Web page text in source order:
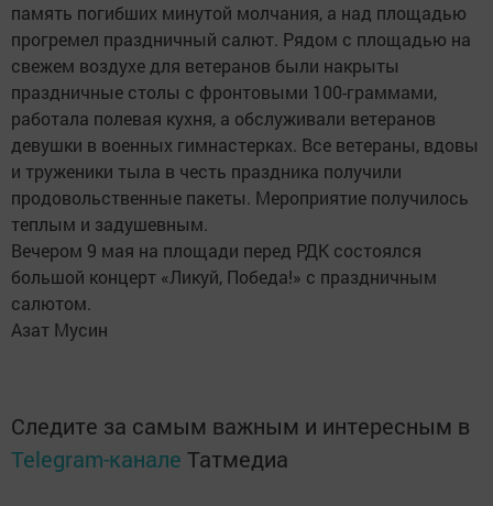
память погибших минутой молчания, а над площадью
прогремел праздничный салют. Рядом с площадью на
свежем воздухе для ветеранов были накрыты
праздничные столы с фронтовыми 100-граммами,
работала полевая кухня, а обслуживали ветеранов
девушки в военных гимнастерках. Все ветераны, вдовы
и труженики тыла в честь праздника получили
продовольственные пакеты. Мероприятие получилось
теплым и задушевным.
Вечером 9 мая на площади перед РДК состоялся
большой концерт «Ликуй, Победа!» с праздничным
салютом.
Азат Мусин
Следите за самым важным и интересным в
Telegram-канале Татмедиа